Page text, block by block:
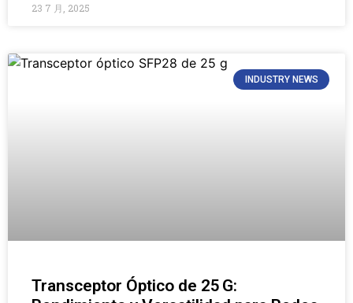
23 7 月, 2025
INDUSTRY NEWS
Transceptor Óptico de 25 G: